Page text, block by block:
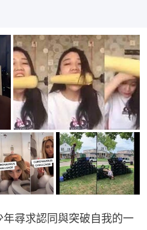
年尋求認同與突破自我的一